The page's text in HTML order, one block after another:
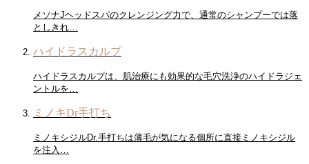
メソナJヘッドスパのクレンジング力で、通常のシャンプーでは落
としきれ…
ハイドラスカルプ
ハイドラスカルプは、肌治療にも効果的な毛穴洗浄のハイドラジェ
ントルを…
ミノキDr手打ち
ミノキシジルDr.手打ちは薄毛が気になる個所に直接ミノキシジル
を注入…